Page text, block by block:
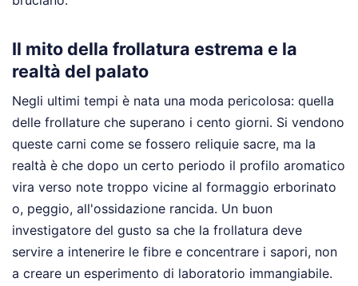
Il mito della frollatura estrema e la
realtà del palato
Negli ultimi tempi è nata una moda pericolosa: quella
delle frollature che superano i cento giorni. Si vendono
queste carni come se fossero reliquie sacre, ma la
realtà è che dopo un certo periodo il profilo aromatico
vira verso note troppo vicine al formaggio erborinato
o, peggio, all'ossidazione rancida. Un buon
investigatore del gusto sa che la frollatura deve
servire a intenerire le fibre e concentrare i sapori, non
a creare un esperimento di laboratorio immangiabile.